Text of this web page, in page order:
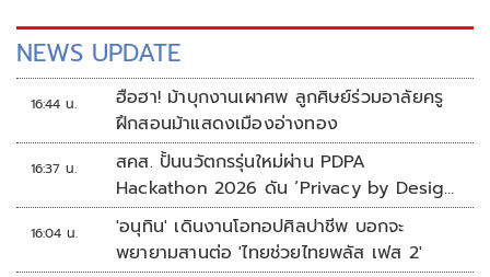
NEWS UPDATE
16:44 น.
ฮือฮา! ม้าบุกงานเผาศพ ลูกศิษย์ร่วมอาลัยครู
ฝึกสอนม้าแสดงเมืองอ่างทอง
16:37 น.
สคส. ปั้นนวัตกรรุ่นใหม่ผ่าน PDPA
Hackathon 2026 ดัน ‘Privacy by Design
for all’ สู่โซลูชันคุ้มครองข้อมูลส่วนบุคคลที่
ใช้ได้จริง
16:04 น.
'อนุทิน' เดินงานโอทอปศิลปาชีพ บอกจะ
พยายามสานต่อ 'ไทยช่วยไทยพลัส เฟส 2'